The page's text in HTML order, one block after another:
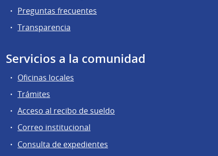
Preguntas frecuentes
Transparencia
Servicios a la comunidad
Oficinas locales
Trámites
Acceso al recibo de sueldo
Correo institucional
Consulta de expedientes